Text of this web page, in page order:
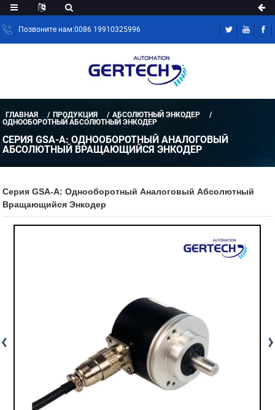
Позвоните нам:0086 19910325996
ГЛАВНАЯ ПРОДУКЦИЯ
АБСОЛЮТНЫЙ ЭНКОДЕР
ОДНООБОРОТНЫЙ АБСОЛЮТНЫЙ ЭНКОДЕР
СЕРИЯ GSA-A: ОДНООБОРОТНЫЙ АНАЛОГОВЫЙ
АБСОЛЮТНЫЙ ВРАЩАЮЩИЙСЯ ЭНКОДЕР
Серия GSA-A: Однооборотный Аналоговый Абсолютный
Вращающийся Энкодер